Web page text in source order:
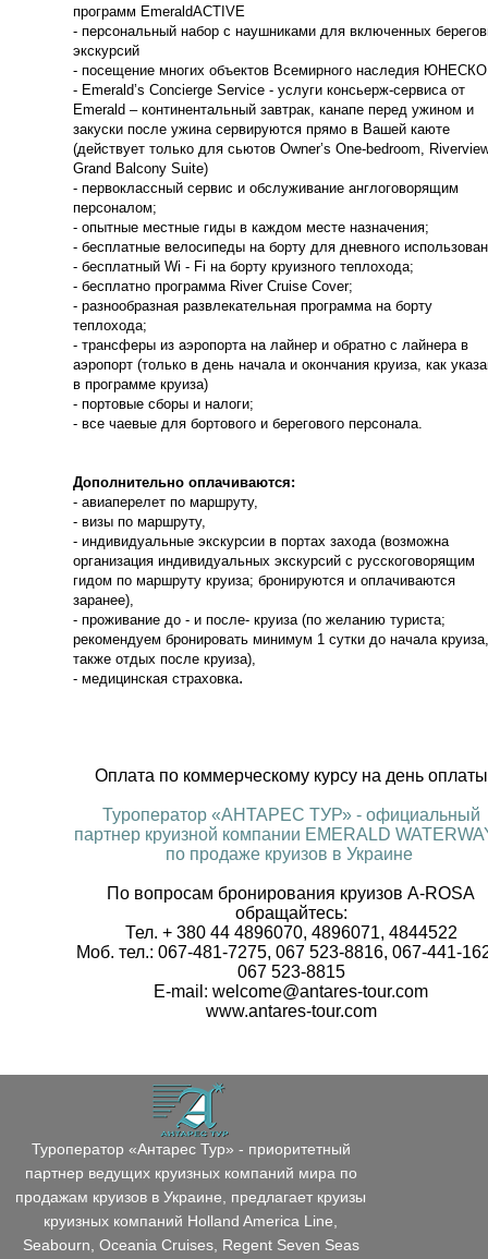
программ EmeraldACTIVE
- персональный набор с наушниками для включенных
экскурсий
- посещение многих объектов Всемирного наследия ЮНЕСКО
- Emerald’s Concierge Service - услуги консьерж-сервиса от
Emerald – континентальный завтрак, канапе перед ужином и
закуски после ужина сервируются прямо в Вашей каюте
(действует только для сьютов Owner’s One-bedroom,
Grand Balcony Suite)
- первоклассный сервис и обслуживание англоговорящим
персоналом;
- опытные местные гиды в каждом месте назначения;
- бесплатные велосипеды на борту для дневного
- бесплатный Wi - Fi на борту круизного теплохода;
- бесплатно программа River Cruise Cover;
- разнообразная развлекательная программа на борту
теплохода;
- трансферы из аэропорта на лайнер и обратно с лайнера в
аэропорт (только в день начала и окончания круиза, как
в программе круиза)
- портовые сборы и налоги;
- все чаевые для бортового и берегового персонала.
Дополнительно оплачиваются:
- авиаперелет по маршруту,
- визы по маршруту,
- индивидуальные экскурсии в портах захода (возможна
организация индивидуальных экскурсий с русскоговорящим
гидом по маршруту круиза; бронируются и оплачиваются
заранее),
- проживание до - и после- круиза (по желанию туриста;
рекомендуем бронировать минимум 1 сутки до начала
также отдых после круиза),
- медицинская страховка.
Оплата по коммерческому курсу на день оплаты
Туроператор «АНТАРЕС ТУР» - официальный
партнер круизной компании EMERALD
по продаже круизов в Украине
По вопросам бронирования круизов A-ROSA
обращайтесь:
Тел. + 380 44 4896070, 4896071, 4844522
Моб. тел.: 067-481-7275, 067 523-8816, 067-441-
067 523-8815
E-mail: welcome@antares-tour.com
www.antares-tour.com
Туроператор «Антарес Тур» - приоритетный
партнер ведущих круизных компаний мира по
продажам круизов в Украине, предлагает круизы
круизных компаний Holland America Line,
Seabourn, Oceania Cruises, Regent Seven Seas